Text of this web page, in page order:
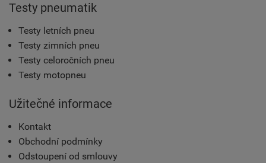
Testy pneumatik
Testy letních pneu
Testy zimních pneu
Testy celoročních pneu
Testy motopneu
Užitečné informace
Kontakt
Obchodní podmínky
Odstoupení od smlouvy